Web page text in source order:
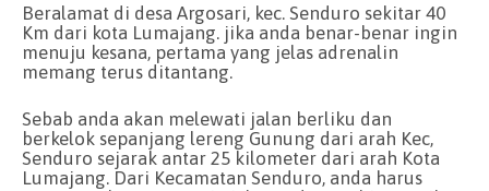
Beralamat di desa Argosari, kec. Senduro sekitar 40
Km dari kota Lumajang. jika anda benar-benar ingin
menuju kesana, pertama yang jelas adrenalin
memang terus ditantang.
Sebab anda akan melewati jalan berliku dan
berkelok sepanjang lereng Gunung dari arah Kec,
Senduro sejarak antar 25 kilometer dari arah Kota
Lumajang. Dari Kecamatan Senduro, anda harus